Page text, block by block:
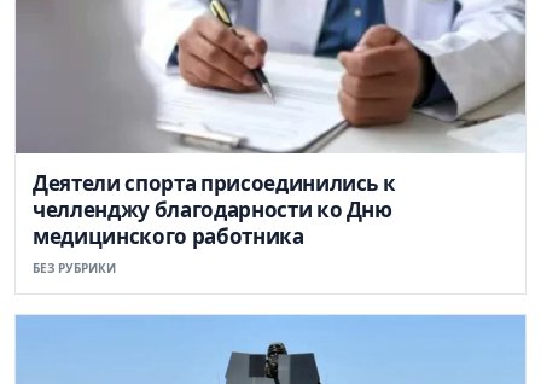
Деятели спорта присоединились к
челленджу благодарности ко Дню
медицинского работника
БЕЗ РУБРИКИ